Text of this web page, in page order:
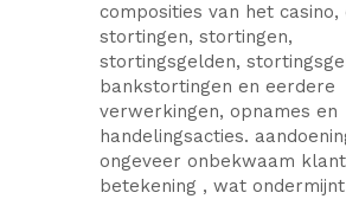
composities van het casino,
stortingen, stortingen,
stortingsgelden,
bankstortingen en eerdere
verwerkingen, opnames en
handelingsacties.
ongeveer onbekwaam klant
betekening , wat ondermijnt